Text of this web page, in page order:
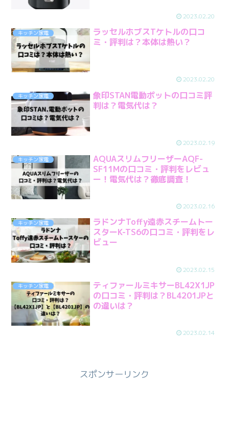
2023.02.20
キッチン家電
ラッセルホブスTケトルの口コ
ミ・評判は？本体は熱い？
2023.02.20
キッチン家電
象印STAN電動ポットの口コミ評
判は？電気代は？
2023.02.19
キッチン家電
AQUAスリムフリーザーAQF-
SF11Mの口コミ・評判をレビュ
ー！電気代は？徹底調査！
2023.02.16
キッチン家電
ラドンナToffy遠赤スチームトー
スターK-TS6の口コミ・評判をレ
ビュー
2023.02.15
キッチン家電
ティファールミキサーBL42X1JP
の口コミ・評判は？BL4201JPと
の違いは？
2023.02.14
スポンサーリンク